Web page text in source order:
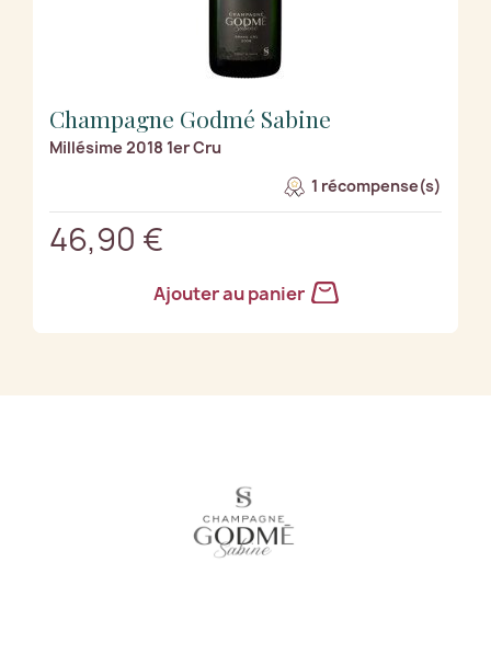
Champagne Godmé Sabine
Millésime 2018 1er Cru
1 récompense(s)
46,90 €
Ajouter au panier